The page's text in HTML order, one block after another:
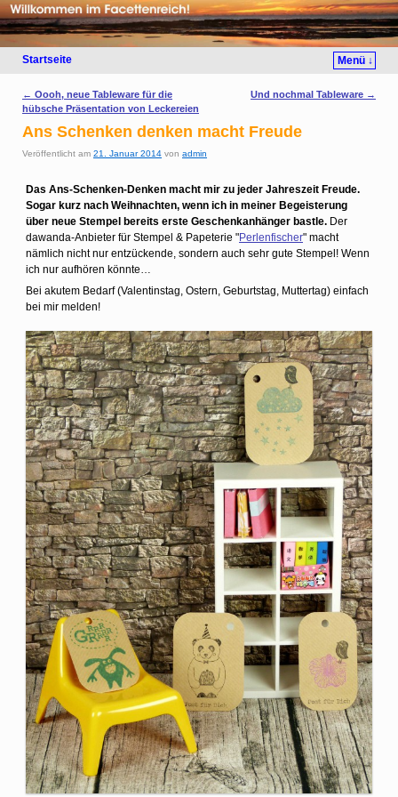
Startseite Menü ↓
Artikelnavigation
← Oooh, neue Tableware für die
hübsche Präsentation von Leckereien
Und nochmal Tableware →
Ans Schenken denken macht Freude
Veröffentlicht am 21. Januar 2014 von admin
Das Ans-Schenken-Denken macht mir zu jeder Jahreszeit Freude.
Sogar kurz nach Weihnachten, wenn ich in meiner Begeisterung
über neue Stempel bereits erste Geschenkanhänger bastle. Der
dawanda-Anbieter für Stempel & Papeterie "Perlenfischer" macht
nämlich nicht nur entzückende, sondern auch sehr gute Stempel! Wenn
ich nur aufhören könnte…
Bei akutem Bedarf (Valentinstag, Ostern, Geburtstag, Muttertag) einfach
bei mir melden!